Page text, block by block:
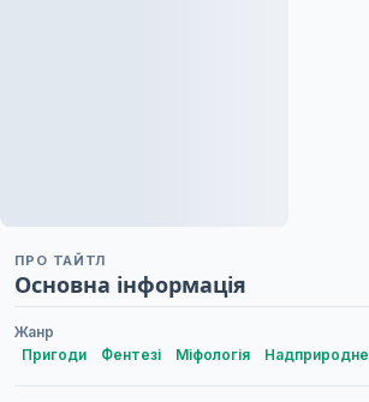
ПРО ТАЙТЛ
Основна інформація
Жанр
Пригоди
Фентезі Міфологія Надприродне